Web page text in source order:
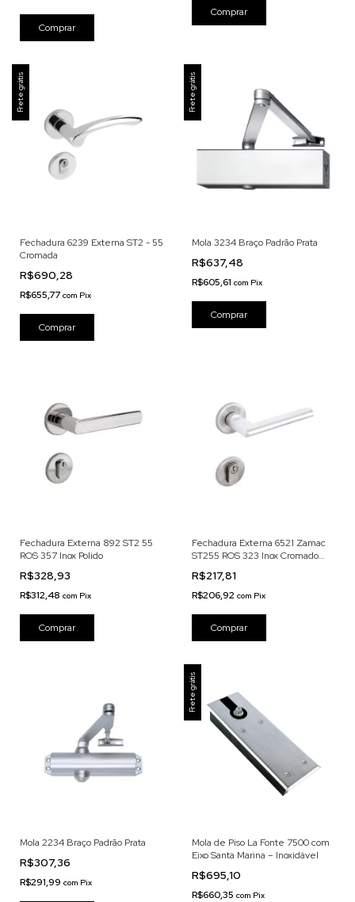
Frete grátis
Fechadura 6239 Externa ST2 - 55
Cromada
R$690,28
R$655,77 com Pix
Frete grátis
Mola 3234 Braço Padrão Prata
R$637,48
R$605,61 com Pix
Fechadura Externa 892 ST2 55
ROS 357 Inox Polido
R$328,93
R$312,48 com Pix
Fechadura Externa 6521 Zamac
ST255 ROS 323 Inox Cromado
R$217,81
R$206,92 com Pix
Mola 2234 Braço Padrão Prata
R$307,36
R$291,99 com Pix
Frete grátis
Mola de Piso La Fonte 7500 com
Eixo Santa Marina – Inoxidável
R$695,10
R$660,35 com Pix